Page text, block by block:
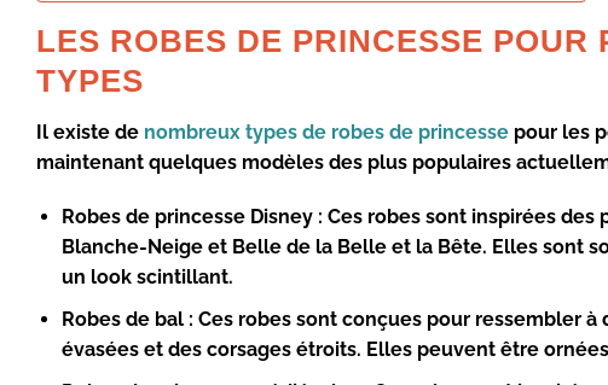
LES ROBES DE PRINCESSE
TYPES
Il existe de nombreux types de robes de princesse pour les
maintenant quelques modèles des plus populaires
Robes de princesse Disney : Ces robes sont inspirées
Blanche-Neige et Belle de la Belle et la Bête. Elles sont
un look scintillant.
Robes de bal : Ces robes sont conçues pour ressembler
évasées et des corsages étroits. Elles peuvent être